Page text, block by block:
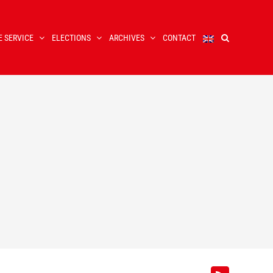
SERVICE ELECTIONS ARCHIVES CONTACT